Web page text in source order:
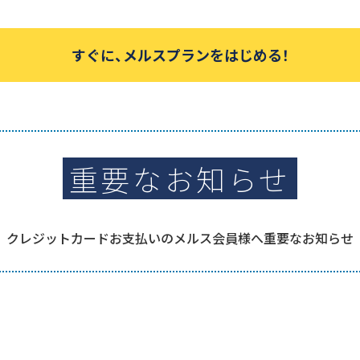
すぐに、メルスプランをはじめる！
重要なお知らせ
クレジットカードお支払いのメルス会員様へ重要なお知らせ